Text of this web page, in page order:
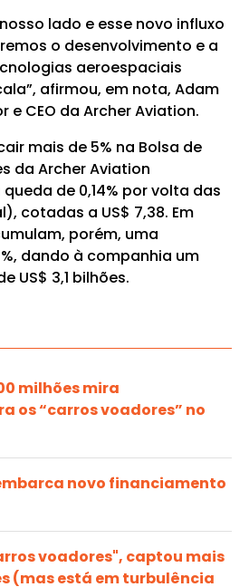
lado e esse novo influxo
o desenvolvimento e a
aeroespaciais
afirmou, em nota, Adam
e CEO da Archer Aviation.
mais de 5% na Bolsa de
da Archer Aviation
de 0,14% por volta das
cotadas a US$ 7,38. Em
porém, uma
dando à companhia um
US$ 3,1 bilhões.
milhões mira
os “carros voadores” no
novo financiamento
voadores", captou mais
(mas está em turbulência